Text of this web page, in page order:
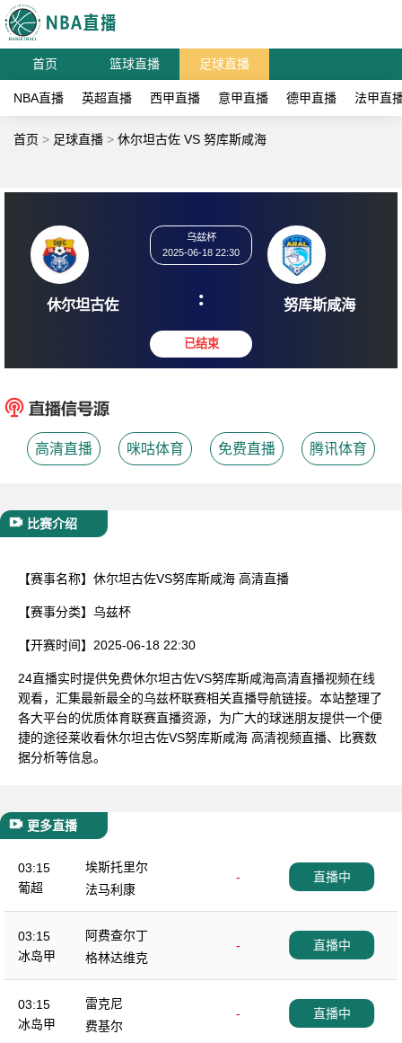
首页 篮球直播 足球直播
NBA直播 英超直播 西甲直播 意甲直播 德甲直播 法甲直
首页 > 足球直播 > 休尔坦古佐 VS 努库斯咸海
休尔坦古佐
2025-06-18 22:30
: 努库
高清直播 咪咕体育 免费直播 腾讯体育
比赛介绍
【赛事名称】 休尔坦古佐VS努库斯咸海 高清直播
【赛事分类】 乌兹杯
【开赛时间】 2025-06-18 22:30
24直播实时提供免费休尔坦古佐VS努库斯咸海高清直播视频在线
观看，汇集最新最全的乌兹杯联赛相关直播导航链接。本站整理了
各大平台的优质体育联赛直播资源，为广大的球迷朋友提供一个便
捷的途径莱收看休尔坦古佐VS努库斯咸海 高清视频直播、比赛数
据分析等信息。
更多直播
03:15
葡超
埃斯托里尔
-
法马利康
直播中
03:15
冰岛甲
阿费查尔丁
-
格林达维克
直播中
03:15
冰岛甲
雷克尼
-
费基尔
直播中